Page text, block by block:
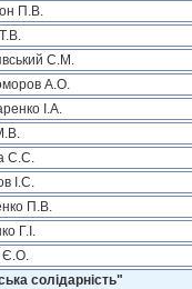
П.В.
С.М.
А.О.
І.А.
С.С.
І.С.
П.В.
Г.І.
Є.О.
солідарність"